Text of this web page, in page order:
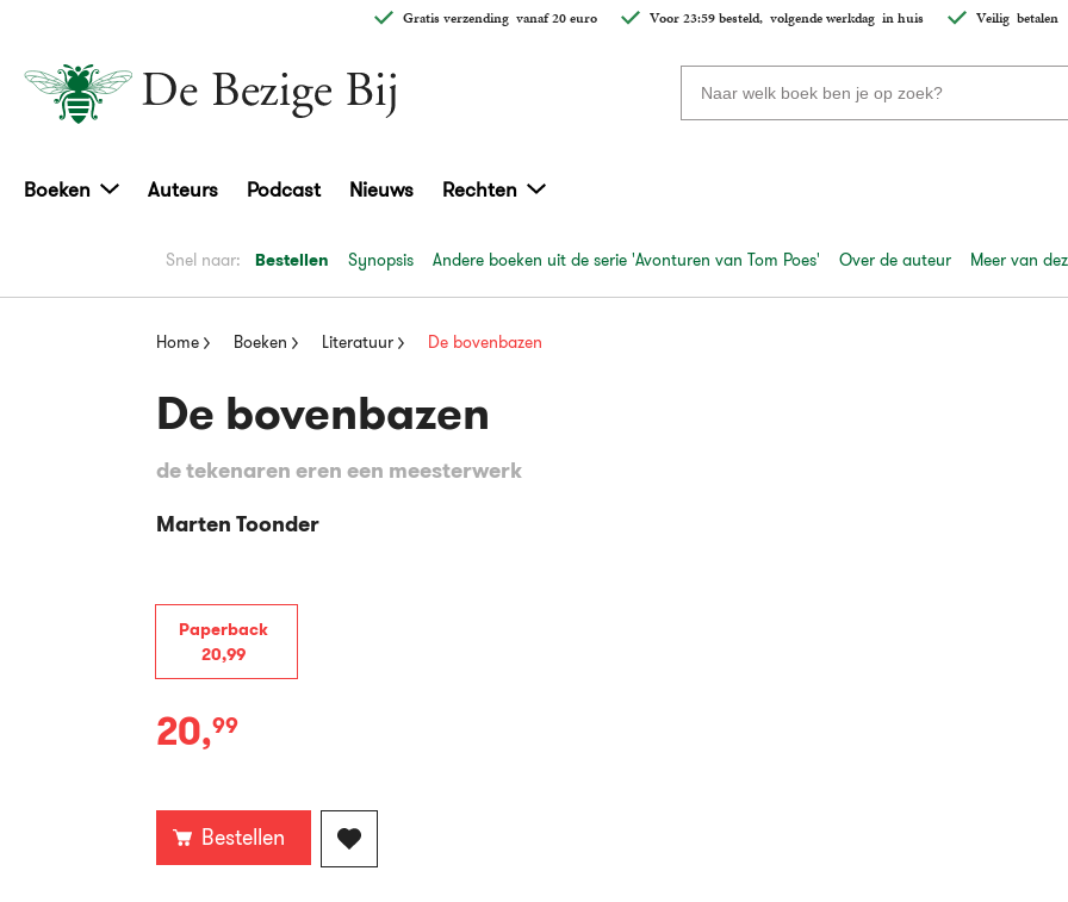
Gratis verzendingvanaf 20 euro Voor 23:59 besteld, volgende werkdagin huis Veiligbetalen
Zoeken
naar
Boeken Auteurs Podcast Nieuws Rechten
Snel naar: Bestellen Synopsis Andere boeken uit de serie 'Avonturen van Tom Poes' Over de auteur Meer van
Home Boeken Literatuur De bovenbazen
De bovenbazen
de tekenaren eren een meesterwerk
Marten Toonder
Paperback
20,99
Paperback:
20,99
Bestellen